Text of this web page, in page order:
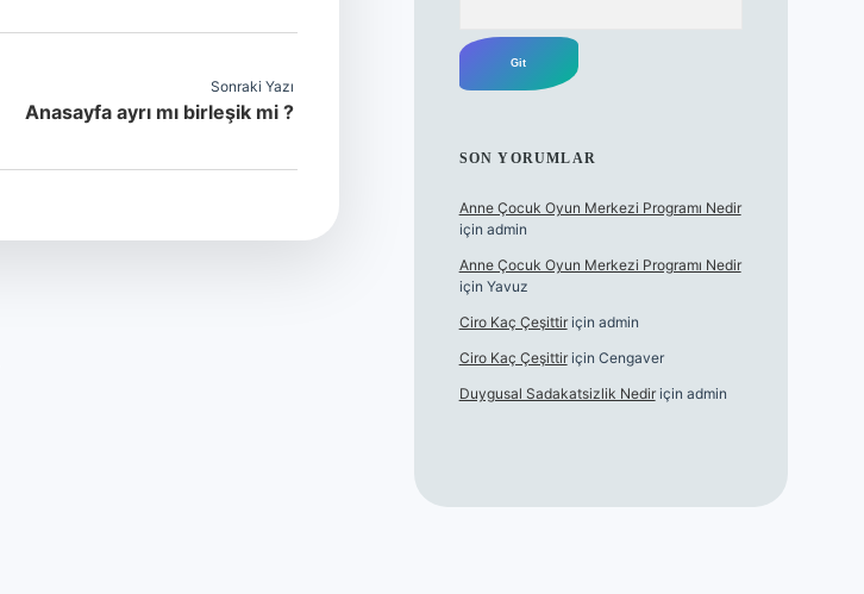
Sonraki Yazı
Anasayfa ayrı mı birleşik mi ?
SON YORUMLAR
Anne Çocuk Oyun Merkezi Programı Nedir
için admin
Anne Çocuk Oyun Merkezi Programı Nedir
için Yavuz
Ciro Kaç Çeşittiriçin admin
Ciro Kaç Çeşittiriçin Cengaver
Duygusal Sadakatsizlik Nediriçin admin